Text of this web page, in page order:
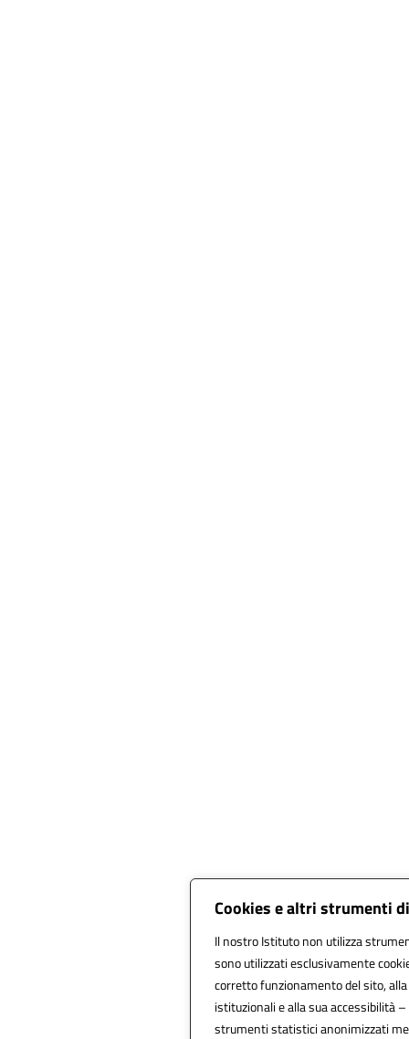
Cookies e altri strumenti
Il nostro Istituto non utilizza
sono utilizzati esclusivamente
corretto funzionamento del sito,
istituzionali e alla sua accessibilità
strumenti statistici anonimizzati